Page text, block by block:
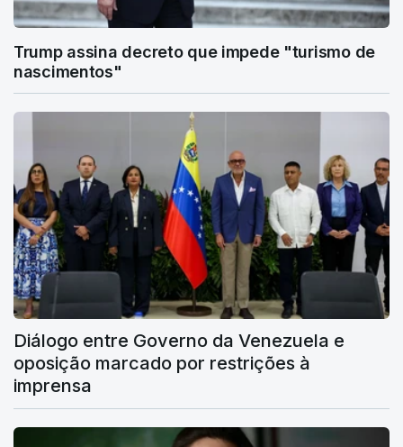
Trump assina decreto que impede "turismo de
nascimentos"
Diálogo entre Governo da Venezuela e
oposição marcado por restrições à
imprensa